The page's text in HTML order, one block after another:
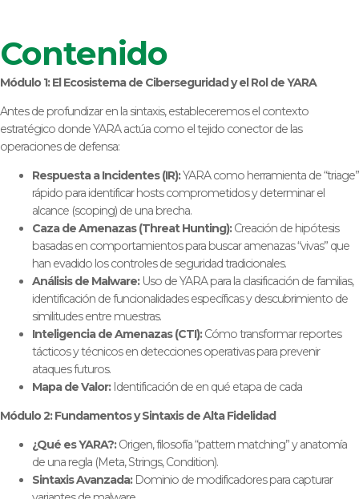
Contenido
Módulo 1: El Ecosistema de Ciberseguridad y el Rol de YARA
Antes de profundizar en la sintaxis, estableceremos el contexto
estratégico donde YARA actúa como el tejido conector de las
operaciones de defensa:
Respuesta a Incidentes (IR):YARA como herramienta de “triage”
rápido para identificar hosts comprometidos y determinar el
alcance (scoping) de una brecha.
Caza de Amenazas (Threat Hunting):Creación de hipótesis
basadas en comportamientos para buscar amenazas “vivas” que
han evadido los controles de seguridad tradicionales.
Análisis de Malware:Uso de YARA para la clasificación de familias,
identificación de funcionalidades específicas y descubrimiento de
similitudes entre muestras.
Inteligencia de Amenazas (CTI):Cómo transformar reportes
tácticos y técnicos en detecciones operativas para prevenir
ataques futuros.
Mapa de Valor:Identificación de en qué etapa de cada
Módulo 2: Fundamentos y Sintaxis de Alta Fidelidad
¿Qué es YARA?:Origen, filosofía “pattern matching” y anatomía
de una regla (Meta, Strings, Condition).
Sintaxis Avanzada:Dominio de modificadores para capturar